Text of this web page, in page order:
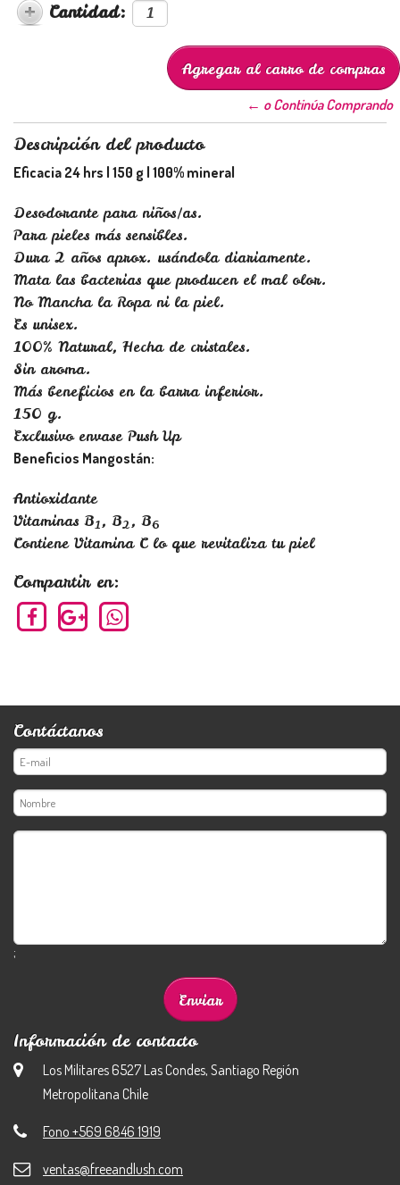
Cantidad:
← o Continúa Comprando
Descripción del producto
Eficacia 24 hrs | 150 g | 100% mineral
Desodorante para niños/as.
Para pieles más sensibles.
Dura 2 años aprox. usándola diariamente.
Mata las bacterias que producen el mal olor.
No Mancha la Ropa ni la piel.
Es unisex.
100% Natural, Hecha de cristales.
Sin aroma.
Más beneficios en la barra inferior.
150 g.
Exclusivo envase Push Up
Beneficios Mangostán:
Antioxidante
Vitaminas B1, B2, B6
Contiene Vitamina C lo que revitaliza tu piel
Compartir en:
Contáctanos
;
Información de contacto
Los Militares 6527 Las Condes, Santiago Región
Metropolitana Chile
Fono +569 6846 1919
ventas@freeandlush.com